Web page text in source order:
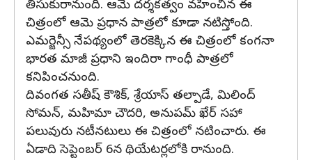
తీసుకురానుంది. ఆమె దర్శకత్వం వహించిన ఈ
చిత్రంలో ఆమె ప్రధాన పాత్రలో కూడా నటిస్తోంది.
ఎమర్జెన్సీ నేపథ్యంలో తెరకెక్కిన ఈ చిత్రంలో కంగనా
భారత మాజీ ప్రధాని ఇందిరా గాంధీ పాత్రలో
కనిపించనుంది.
దివంగత సతీష్ కౌశిక్, శ్రేయాస్ తల్పాడే, మిలింద్
సోమన్, మహిమా చౌదరి, అనుపమ్ ఖేర్ సహా
పలువురు నటీనటులు ఈ చిత్రంలో నటించారు. ఈ
ఏడాది సెప్టెంబర్ 6న థియేటర్లలోకి రానుంది.